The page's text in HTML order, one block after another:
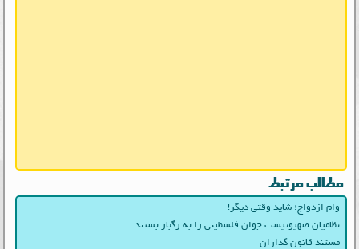
مطالب مرتبط
وام ازدواج؛ شاید وقتی دیگر!
نظامیان صهیونیست جوان فلسطینی را به رگبار بستند
مستند قانون گذاران